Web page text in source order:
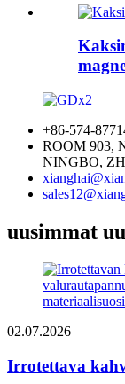
+86-574-
ROOM 903,
NINGBO,
uusimmat
02.07.2026
Irrotettava